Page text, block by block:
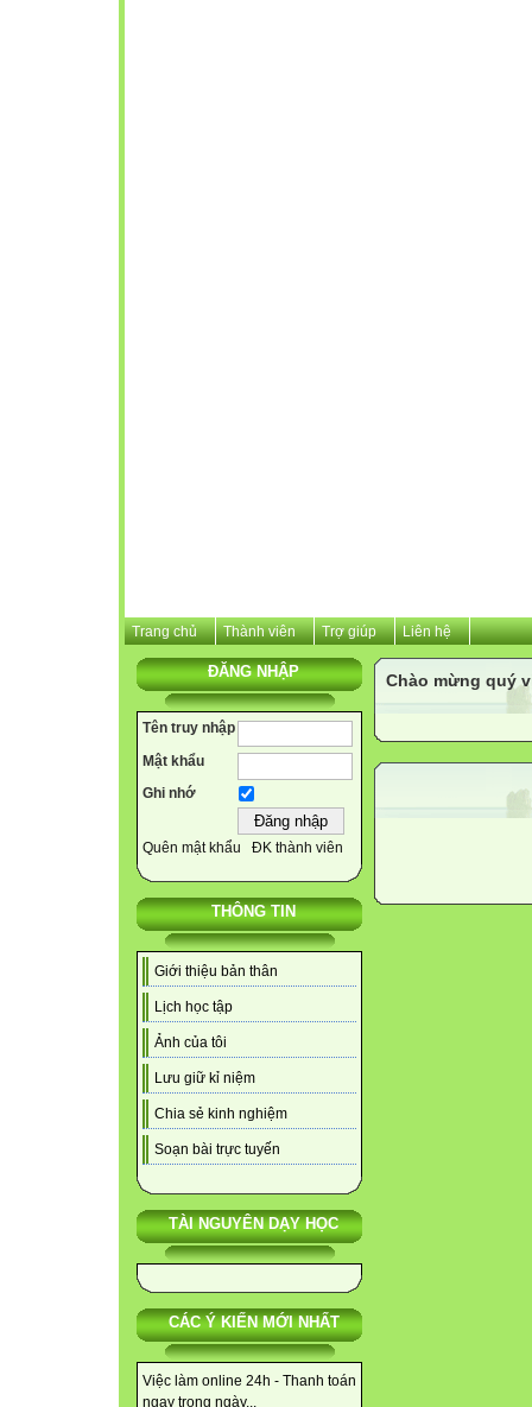
Trang chủ Thành viên Trợ giúp Liên hệ
ĐĂNG NHẬP
Tên truy nhập
Mật khẩu
Ghi nhớ
Quên mật khẩu ĐK thành viên
THÔNG TIN
Giới thiệu bản thân
Lịch học tập
Ảnh của tôi
Lưu giữ kỉ niệm
Chia sẻ kinh nghiệm
Soạn bài trực tuyến
TÀI NGUYÊN DẠY HỌC
CÁC Ý KIẾN MỚI NHẤT
Việc làm online 24h - Thanh toán
ngay trong ngày...
Chào mừng quý